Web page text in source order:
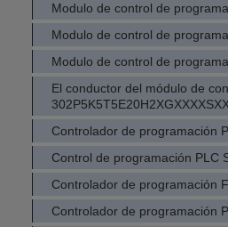
Modulo de control de
Modulo de control de
Modulo de control de
El conductor del módulo de
Controlador de programación
Control de programación PLC
Controlador de programación
Controlador de programación